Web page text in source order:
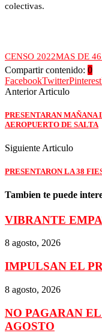
colectivas.
CENSO 2022MAS DE
Compartir contenido: 0
FacebookTwitterPinterest
Anterior Articulo
PRESENTARAN MAÑANA
AEROPUERTO DE SALTA
Siguiente Articulo
PRESENTARON LA 38
Tambien te puede
VIBRANTE
8 agosto, 2026
IMPULSAN EL
8 agosto, 2026
NO PAGARAN
AGOSTO